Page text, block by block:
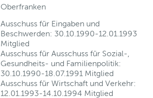
Oberfranken
Ausschuss für Eingaben und
Beschwerden: 30.10.1990-12.01.1993
Mitglied
Ausschuss für Ausschuss für Sozial-,
Gesundheits- und Familienpolitik:
30.10.1990-18.07.1991 Mitglied
Ausschuss für Wirtschaft und Verkehr:
12.01.1993-14.10.1994 Mitglied